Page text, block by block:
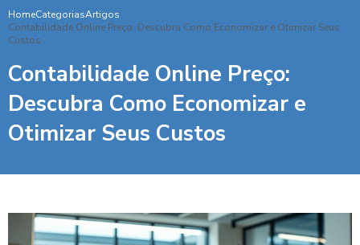
HomeCategoriasArtigos
Contabilidade Online Preço: Descubra Como Economizar e Otimizar Seus
Custos
Contabilidade Online Preço:
Descubra Como Economizar e
Otimizar Seus Custos